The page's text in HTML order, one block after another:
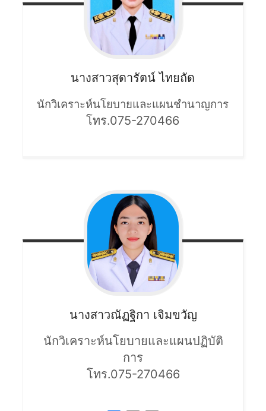
นางสาวสุดารัตน์ ไทยถัด
นักวิเคราะห์นโยบายและแผนชำนาญการ
โทร.075-270466
นางสาวณัฏฐิกา เจิมขวัญ
นักวิเคราะห์นโยบายและแผนปฏิบัติ
การ
โทร.075-270466